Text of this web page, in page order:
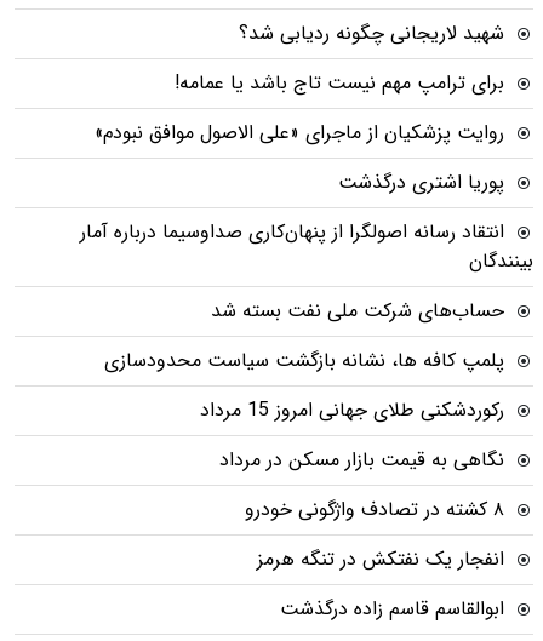
شهید لاریجانی چگونه ردیابی شد؟
برای ترامپ مهم نیست تاج باشد یا عمامه!
روایت پزشکیان از ماجرای «علی الاصول موافق نبودم»
پوریا اشتری درگذشت
انتقاد رسانه اصولگرا از پنهان‌کاری صداوسیما درباره آمار
بینندگان
حساب‌های شرکت ملی نفت بسته شد
پلمپ کافه ها، نشانه بازگشت سیاست محدودسازی
رکوردشکنی طلای جهانی امروز 15 مرداد
نگاهی به قیمت بازار مسکن در مرداد
۸ کشته در تصادف واژگونی خودرو
انفجار یک نفتکش در تنگه هرمز
ابوالقاسم قاسم زاده درگذشت